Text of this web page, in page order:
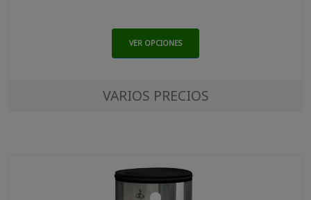
VER OPCIONES
VARIOS PRECIOS